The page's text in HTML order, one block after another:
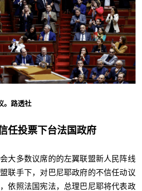
。路透社
任投票下台法国政府
大多数议席的的左翼联盟新人民阵线
联手下，对巴尼耶政府的不信任动议
依照法国宪法，总理巴尼耶将代表政